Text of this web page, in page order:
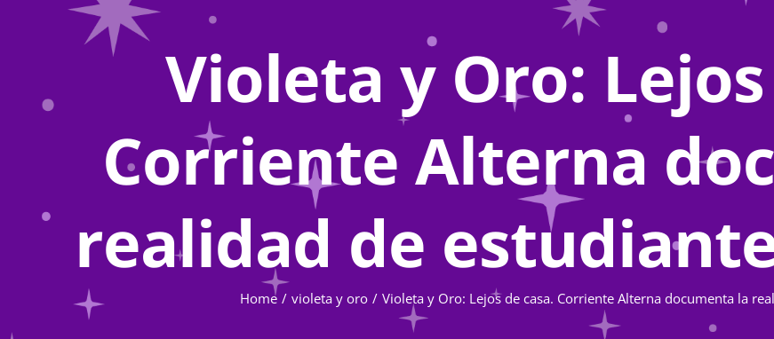
Violeta y Oro:
Corriente Alterna
realidad de
Home violeta y oro Violeta y Oro: Lejos de casa. Corriente Alterna documenta la